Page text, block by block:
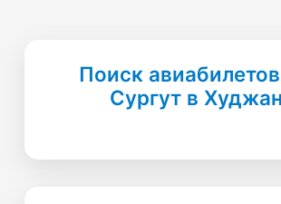
Поиск авиабилетов
Сургут в